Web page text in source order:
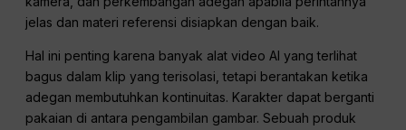
jelas dan materi referensi disiapkan dengan baik.
Hal ini penting karena banyak alat video AI yang terlihat
bagus dalam klip yang terisolasi, tetapi berantakan ketika
adegan membutuhkan kontinuitas. Karakter dapat berganti
pakaian di antara pengambilan gambar. Sebuah produk